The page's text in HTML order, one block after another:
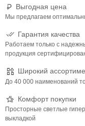
Выгодная цена
Мы предлагаем
Гарантия качества
Работаем только с
продукция
Широкий
До 40 000 наименований
Комфорт покупки
Просторные светлые
выкладкой